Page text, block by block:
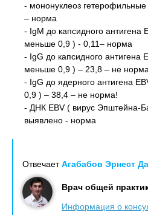
- мононуклеоз гетерофильные
– норма
- IgM до капсидного
меньше 0,9 ) - 0,11– норма
- IgG до капсидного антигена
меньше 0,9 ) – 23,8 – не
- IgG до ядерного антигена
0,9 ) – 38,4 – не норма!
- ДНК EBV ( вирус Эпштейна-
выявлено - норма
ОтвечаетАгабабов Эрнест
Врач общей
Информация о